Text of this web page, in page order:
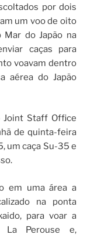
por dois
um voo de oito
do Japão na
caças para
voavam dentro
aérea do Japão
Joint Staff Office
de quinta-feira
um caça Su-35 e
em uma área a
na ponta
para voar a
Perouse e,